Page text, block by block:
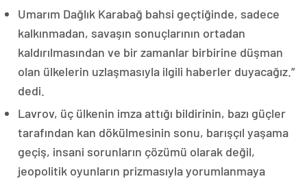
Umarım Dağlık Karabağ bahsi geçtiğinde, sadece
kalkınmadan, savaşın sonuçlarının ortadan
kaldırılmasından ve bir zamanlar birbirine düşman
olan ülkelerin uzlaşmasıyla ilgili haberler duyacağız.”
dedi.
Lavrov, üç ülkenin imza attığı bildirinin, bazı güçler
tarafından kan dökülmesinin sonu, barışçıl yaşama
geçiş, insani sorunların çözümü olarak değil,
jeopolitik oyunların prizmasıyla yorumlanmaya